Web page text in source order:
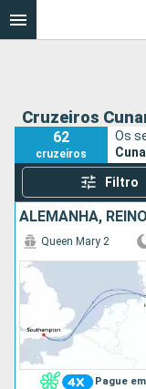
Cruzeiros
62
cruzeiros
Os
Filtro
ALEMANHA,
Pague
Queen Mary 2